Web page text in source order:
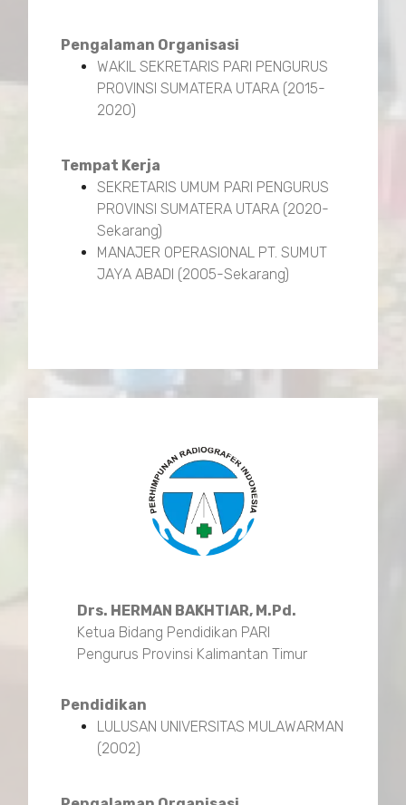
Pengalaman Organisasi
WAKIL SEKRETARIS PARI PENGURUS
PROVINSI SUMATERA UTARA (2015-
2020)
Tempat Kerja
SEKRETARIS UMUM PARI PENGURUS
PROVINSI SUMATERA UTARA (2020-
Sekarang)
MANAJER OPERASIONAL PT. SUMUT
JAYA ABADI (2005-Sekarang)
Drs. HERMAN BAKHTIAR, M.Pd.
Ketua Bidang Pendidikan PARI
Pengurus Provinsi Kalimantan Timur
Pendidikan
LULUSAN UNIVERSITAS MULAWARMAN
(2002)